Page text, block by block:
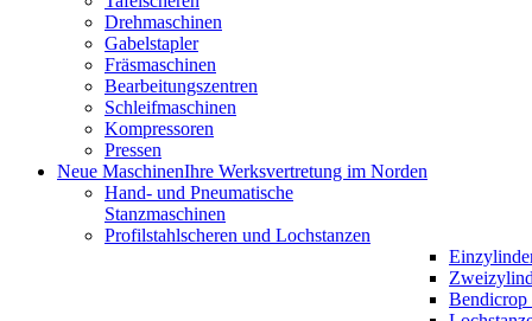
Drehmaschinen
Gabelstapler
Fräsmaschinen
Bearbeitungszentren
Schleifmaschinen
Kompressoren
Pressen
Neue MaschinenIhre Werksvertretung im Norden
Hand- und Pneumatische
Stanzmaschinen
Profilstahlscheren und Lochstanzen
Bendicrop